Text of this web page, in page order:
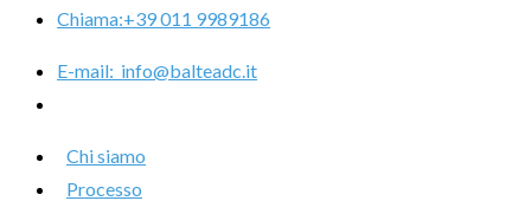
Chiama:+39 011 9989186
E-mail: info@balteadc.it
Chi siamo
Processo